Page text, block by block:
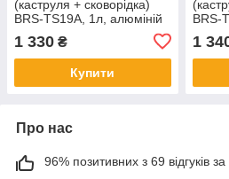
(каструля + сковорідка)
BRS-TS19A, 1л, алюміній
1 330 ₴
Купити
BRS-
1
Про нас
96% позитивних з 69 відгуків за